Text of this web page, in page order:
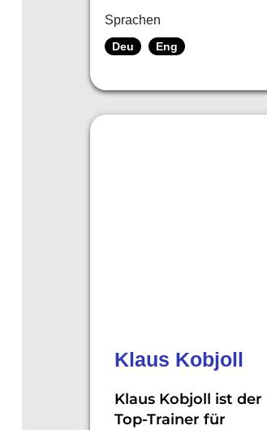
Sprachen
Deu Eng
Klaus Kobjoll
Klaus Kobjoll ist der
Top-Trainer für